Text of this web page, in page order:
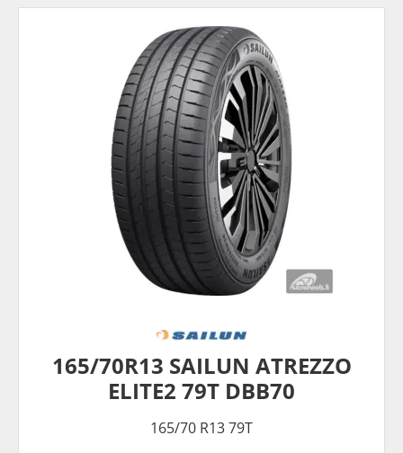
165/70R13 SAILUN ATREZZO
ELITE2 79T DBB70
165/70 R13 79T